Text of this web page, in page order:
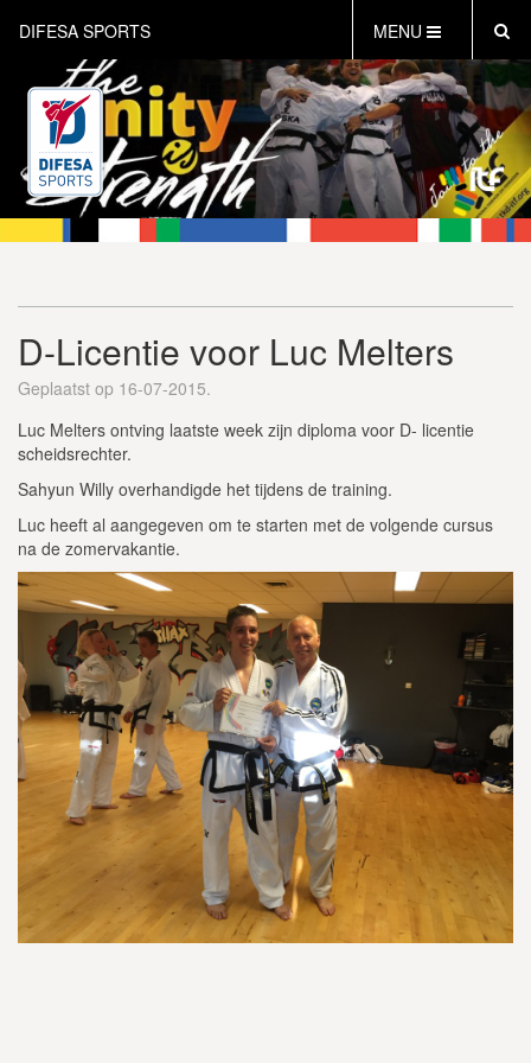
DIFESA SPORTS MENU
HOME
AKTUEEL
OVER DIFESA SPORTS
TAEKWON-DO
OPEN DUTCH
WEBSHOP
D-Licentie voor Luc Melters
Geplaatst op 16-07-2015.
Luc Melters ontving laatste week zijn diploma voor D- licentie
scheidsrechter.
Sahyun Willy overhandigde het tijdens de training.
Luc heeft al aangegeven om te starten met de volgende cursus
na de zomervakantie.